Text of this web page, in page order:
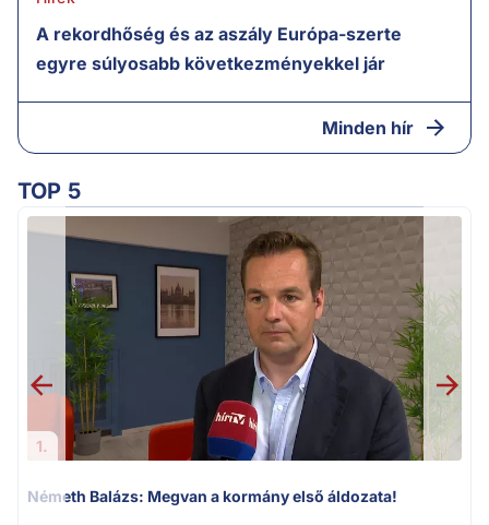
A rekordhőség és az aszály Európa-szerte
egyre súlyosabb következményekkel jár
Minden hír
TOP 5
1.
Németh Balázs: Megvan a kormány első áldozata!